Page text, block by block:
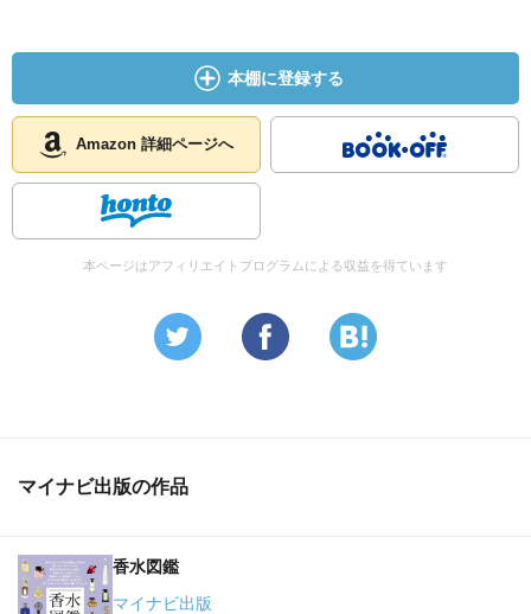
本棚に登録する
Amazon 詳細ページへ
本ページはアフィリエイトプログラムによる収益を得ています
マイナビ出版の作品
香水図鑑
マイナビ出版